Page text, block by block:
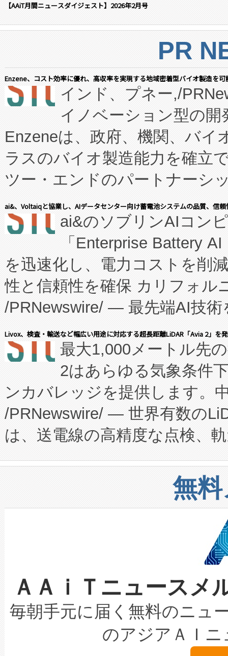
【AAiT月間ニュースダイジェスト】2026年2月号
PR
Enzene、コスト効率に優れ、高収率を実現する地域密着型バイオ製造を
インド、プネー,/
イノベーション型の
Enzeneは、政府、機関、バイ
ラスのバイオ製造能力を確立
ツー・エンドのパートナーシ
表しました。 同社の実績ある
manufacturing™ (FCCM™) プ
たNeXは、バイオ医薬品製造
従来のフェッドバッチ施設の
に、患者やサプライチェーン
キー方式で拡張性が高く、持
す。FCCM‑を活用した現地生
患者にとっての費用負担を大
のアクセスを大幅に拡大する
Fully-Connected Continuous
プログラムには、施設設計・
に関する技術移転および知的
構造化トレーニングカリキュ
上げおよび商用化段階におけ
設備整備および立ち上げ調整
加組織は、Enzeneのバイオ
選定された製品について、自
取得できる可能性もあります
設には、3億～4億ドルかか
最高経営責任者（CEO）であ
す。「当社のfully-connected
ームを利用すれば、6,000万
ai&、Voltaiqと協業し、AIデータセンター向け蓄電池システムの品質、信
ai&のソブリンAIコン
「Enterprise Battery
を迅速化し、電力コストを削
性と信頼性を確保 カリフォル
/PRNewswire/ — 最先端AI技術
会社エーアイ・アンド：本社
President原信平）と、エンタ
ードするVoltaiqは、日本にあ
ーエネルギー貯蔵システム（
た。 Voltaiq独自のAI搭載プラ
定、統合、導入、運用に至る
安全性を追跡し、確保する事
増加しているデータセンター
る電力網に大きな負担をかけ
事業者の負担軽減という課題
系統連系を迅速にし、ピーク
限を超えて利用可能な電力容
持できるよう貢献します。こ
ービスレベル契約（SLA）違
テリー性能の劣化によるダウ
念は、現在データセンターが
Livox、検査・輸送など幅広い用途に対応する超長距離LiDAR「Avia 2」を
最大1,000メートル先
2はあらゆる気象条件
ンカバレッジを提供します。
/PRNewswire/ — 世界有数の
は、送電線の高精度な点検、
や穀物倉庫におけるバルク材
リューション「Avia 2」を発
したAvia 2は、1,000メート
狭視野のFOVを切り替えるこ
ケーブル、枝などの細かな対
なレーザースポットにより、
な環境下でも豊かなディテー
キロメートル範囲を検出
LiDAR for Inspections,
は1535 nmレーザーを搭載。
無
ＡＡｉＴニュース
毎朝手元に届く無料のニュ
のアジアＡＩ